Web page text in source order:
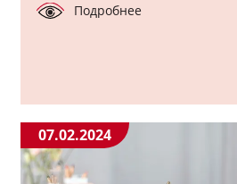
Подробнее
07.02.2024